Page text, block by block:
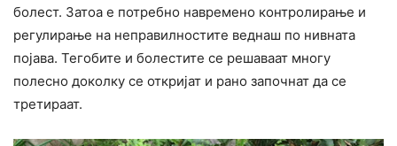
болест. Затоа е потребно навремено контролирање и
регулирање на неправилностите веднаш по нивната
појава. Тегобите и болестите се решаваат многу
полесно доколку се откријат и рано започнат да се
третираат.